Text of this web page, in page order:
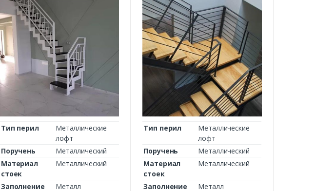
Тип перил
Металлические
лофт
Поручень
Металлический
Материал
стоек
Металлический
Заполнение
Металл
Тип перил
Металлические
лофт
Поручень
Металлический
Материал
стоек
Металлический
Заполнение
Металл